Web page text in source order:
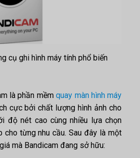
cụ ghi hình máy tính phổ biến
là phần mềmquay màn hình máy
cực bởi chất lượng hình ảnh cho
độ nét cao cùng nhiều lựa chọn
cho từng nhu cầu. Sau đây là một
mà Bandicamđang sở hữu: